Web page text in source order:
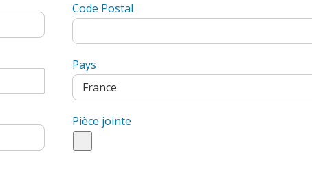
Code Postal
Pays
Pièce jointe